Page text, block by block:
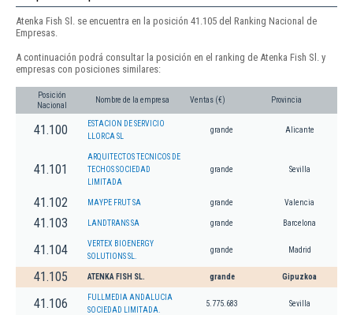
Atenka Fish Sl. se encuentra en la posición 41.105 del Ranking Nacional de
Empresas.
A continuación podrá consultar la posición en el ranking de Atenka Fish Sl. y
empresas con posiciones similares:
Posición
Nacional
Nombre de la empresa Ventas (€) Provincia
41.100
ESTACION DE SERVICIO
LLORCA SL
grande Alicante
41.101
ARQUITECTOS TECNICOS DE
TECHOS SOCIEDAD
LIMITADA
grande Sevilla
41.102 MAYPE FRUT SA grande Valencia
41.103 LANDTRANS SA grande Barcelona
41.104
VERTEX BIOENERGY
SOLUTIONS SL.
grande Madrid
41.105 ATENKA FISH SL. grande Gipuzkoa
41.106
FULLMEDIA ANDALUCIA
SOCIEDAD LIMITADA.
5.775.683 Sevilla